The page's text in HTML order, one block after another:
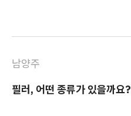
남양주
필러, 어떤 종류가 있을까요?